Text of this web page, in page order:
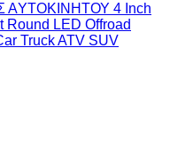
4 Inch
Round LED Offroad
Truck ATV SUV